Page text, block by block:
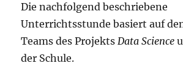
Die nachfolgend beschriebene
Unterrichtsstunde basiert auf
Teams des ProjektsData Science
der Schule.